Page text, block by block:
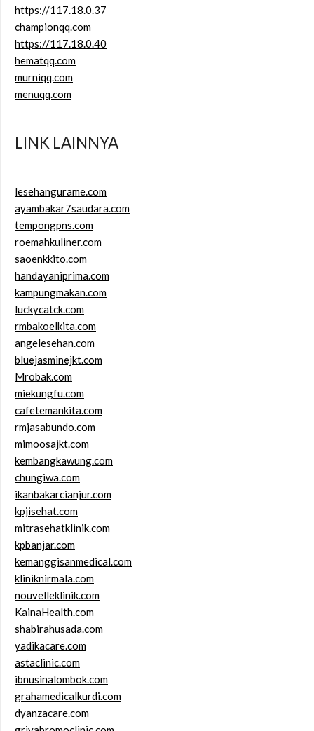
https://117.18.0.37
championqq.com
https://117.18.0.40
hematqq.com
murniqq.com
menuqq.com
LINK LAINNYA
lesehangurame.com
ayambakar7saudara.com
tempongpns.com
roemahkuliner.com
saoenkkito.com
handayaniprima.com
kampungmakan.com
luckycatck.com
rmbakoelkita.com
angelesehan.com
bluejasminejkt.com
Mrobak.com
miekungfu.com
cafetemankita.com
rmjasabundo.com
mimoosajkt.com
kembangkawung.com
chungiwa.com
ikanbakarcianjur.com
kpjisehat.com
mitrasehatklinik.com
kpbanjar.com
kemanggisanmedical.com
kliniknirmala.com
nouvelleklinik.com
KainaHealth.com
shabirahusada.com
yadikacare.com
astaclinic.com
ibnusinalombok.com
grahamedicalkurdi.com
dyanzacare.com